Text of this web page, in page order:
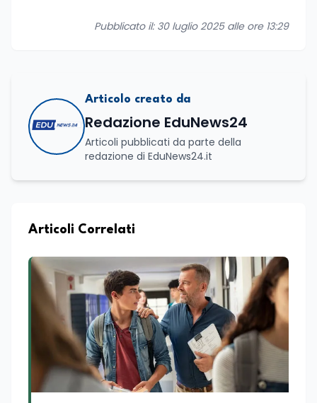
Pubblicato il: 30 luglio 2025 alle ore 13:29
Articolo creato da
Redazione EduNews24
Articoli pubblicati da parte della
redazione di EduNews24.it
Articoli Correlati